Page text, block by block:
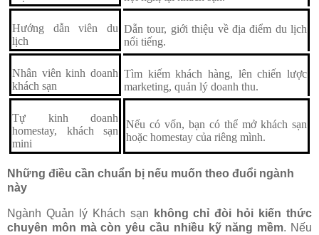
Hướng dẫn viên du
lịch
Dẫn tour, giới thiệu về địa điểm du lịch
nổi tiếng.
Nhân viên kinh doanh
khách sạn
Tìm kiếm khách hàng, lên chiến lược
marketing, quản lý doanh thu.
Tự kinh doanh
homestay, khách sạn
mini
Nếu có vốn, bạn có thể mở khách sạn
hoặc homestay của riêng mình.
Những điều cần chuẩn bị nếu muốn theo đuổi ngành
này
Ngành Quản lý Khách sạn
không chỉ đòi hỏi kiến thức
chuyên môn mà còn yêu cầu nhiều kỹ năng mềm. Nếu